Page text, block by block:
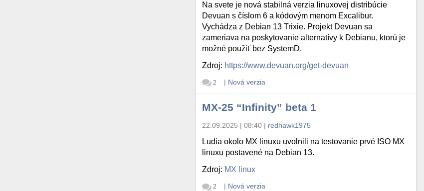
Na svete je nová stabilná verzia linuxovej distribúcie
Devuan s číslom 6 a kódovým menom Excalibur.
Vychádza z Debian 13 Trixie. Projekt Devuan sa
zameriava na poskytovanie alternatívy k Debianu, ktorú je
možné použiť bez SystemD.
Zdroj: https://www.devuan.org/get-devuan
2 | Nová verzia
MX-25 “Infinity” beta 1
22.09.2025 | 08:40 | redhawk1975
Ludia okolo MX linuxu uvolnili na testovanie prvé ISO MX
linuxu postavené na Debian 13.
Zdroj: MX linux
2 | Nová verzia